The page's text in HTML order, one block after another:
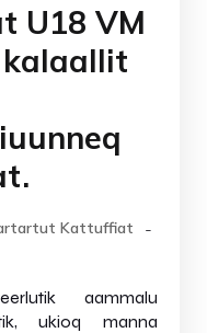
U18 VM
Kattuffiat -
aammalu
ukioq manna